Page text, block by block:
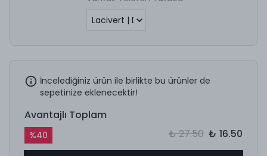
İncelediğiniz ürün ile birlikte bu ürünler de
sepetinize eklenecektir!
Avantajlı Toplam
%40 ₺ 27.50 ₺ 16.50